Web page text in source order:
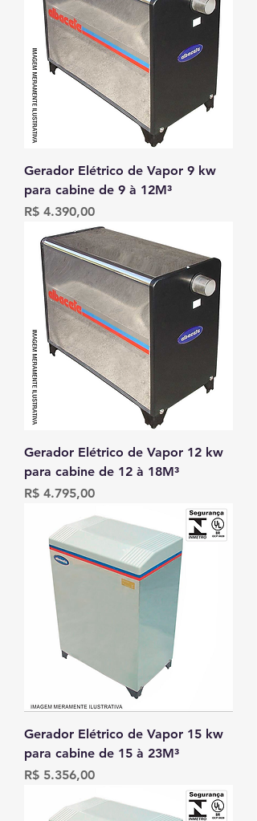
Gerador Elétrico de Vapor 9 kw
para cabine de 9 à 12M³
Preço
R$ 4.390,00
Gerador Elétrico de Vapor 12 kw
para cabine de 12 à 18M³
Preço
R$ 4.795,00
Gerador Elétrico de Vapor 15 kw
para cabine de 15 à 23M³
Preço
R$ 5.356,00